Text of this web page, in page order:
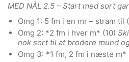
MED NÅL 2.5 – Start med sort
Omg 1: 5 fm i en mr – stram til
Omg 2: *2 fm i hver m* (10)
nok sort til at brodere mund
Omg 3: *1 fm, 2 fm i næste m*